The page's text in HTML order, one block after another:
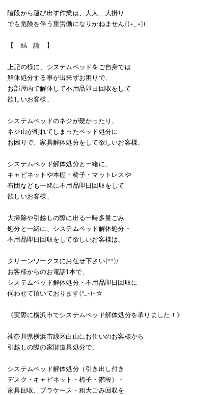
階段から運び出す作業は、大人二人掛り
でも危険を伴う重労働になりかねません((+_+))
【 結 論 】
上記の様に、システムベッドをご自身では
解体処分する事が出来ずお困りで、
お部屋内で解体して不用品即日回収をして
欲しいお客様、
システムベッドのネジが硬かったり、
ネジ山が削れてしまったベッド処分に
お困りで、家具解体処分をして欲しいお客様、
システムベッド解体処分と一緒に、
キャビネットや本棚・椅子・マットレスや
布団なども一緒に不用品即日回収をして
欲しいお客様、
大掃除や引越しの際に出る一時多量ごみ
処分と一緒に、システムベッド解体処分・
不用品即日回収をして欲しいお客様は、
クリーンワークスにお任せ下さい(^^)/
お客様からのお電話1本で、
システムベッド解体処分・不用品即日回収に
伺わせて頂いております(^_-)-☆
《実際に横浜市でシステムベッド解体処分を承りました！》
神奈川県横浜市緑区白山にお住いのお客様から
引越しの際の家財道具処分で、
システムベッド解体処分（引き出し付き
デスク・キャビネット・椅子・階段）・
家具回収、プラケース・粗大ごみ回収を